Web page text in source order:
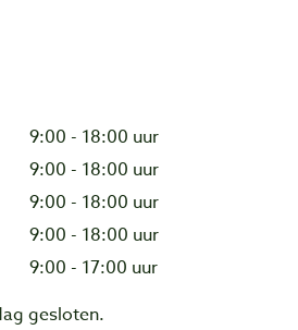
9:00 - 18:00 uur
9:00 - 18:00 uur
9:00 - 18:00 uur
9:00 - 18:00 uur
9:00 - 17:00 uur
gesloten.